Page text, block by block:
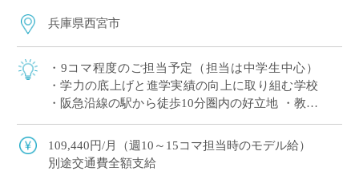
兵庫県西宮市
・9コマ程度のご担当予定（担当は中学生中心）
・学力の底上げと進学実績の向上に取り組む学校
・阪急沿線の駅から徒歩10分圏内の好立地 ・教員
る方はエントリーください。
109,440円/月（週10～15コマ担当時のモデル給）
別途交通費全額支給